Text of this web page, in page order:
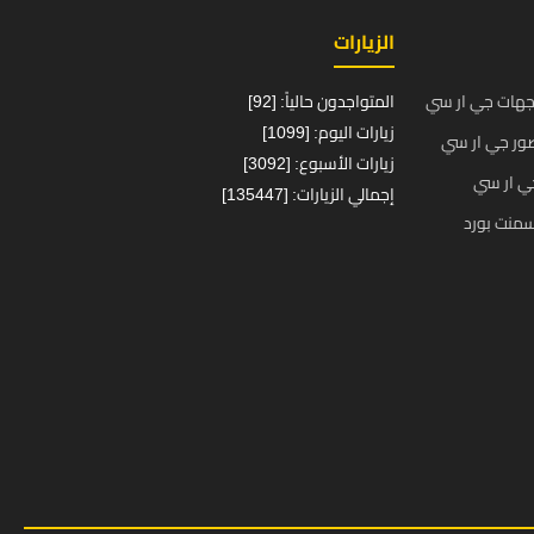
جي ار سي
جي ار سي
ار سي
بورد
الزيارات
المتواجدون حالياً: [92]
زيارات اليوم: [1099]
زيارات الأسبوع: [3092]
إجمالي الزيارات: [135447]